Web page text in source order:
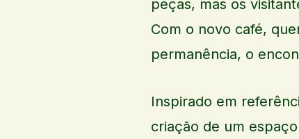
peças, mas os
Com o novo café,
permanência, o
Inspirado em
criação de um